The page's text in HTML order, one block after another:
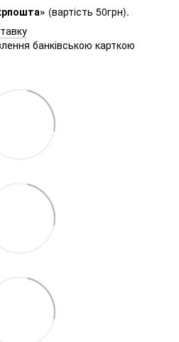
(вартість 50грн).
банківською карткою